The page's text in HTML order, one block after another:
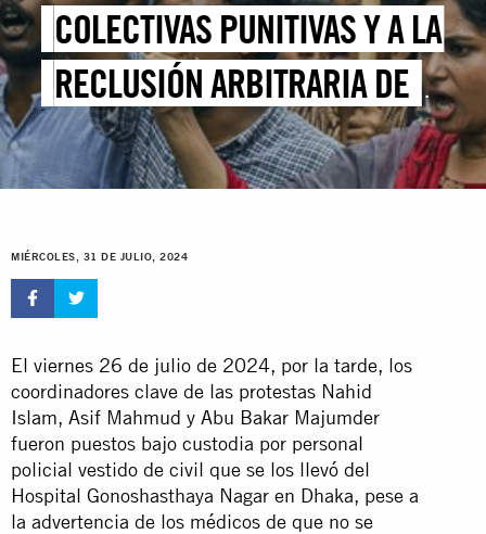
COLECTIVAS PUNITIVAS Y A LA
RECLUSIÓN ARBITRARIA DE
LÍDERES ESTUDIANTILES Y
MANIFESTANTES
MIÉRCOLES, 31 DE JULIO, 2024
El viernes 26 de julio de 2024, por la tarde, los
coordinadores clave de las protestas Nahid
Islam, Asif Mahmud y Abu Bakar Majumder
fueron puestos bajo custodia por personal
policial vestido de civil que se los llevó del
Hospital Gonoshasthaya Nagar en Dhaka, pese a
la advertencia de los médicos de que no se